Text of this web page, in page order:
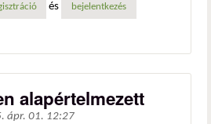
és bejelentkezés
alapértelmezett
ápr. 01. 12:27